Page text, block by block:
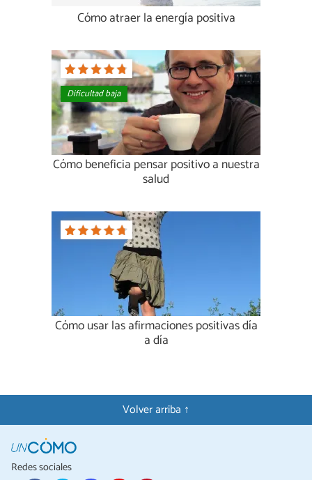
Cómo atraer la energía positiva
Dificultad baja
Cómo beneficia pensar positivo a nuestra
salud
Cómo usar las afirmaciones positivas día
a día
Volver arriba ↑
Redes sociales